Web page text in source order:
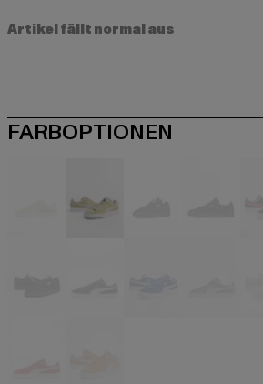
Artikel fällt normal aus
FARBOPTIONEN